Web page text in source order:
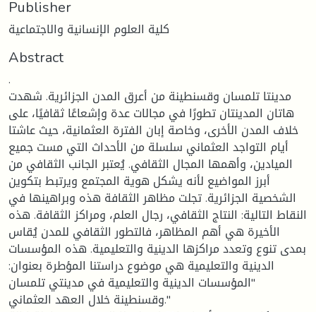
Publisher
كلية العلوم الإنسانية والاجتماعية
Abstract
.
مدينتا تلمسان وقسنطينة من أعرق المدن الجزائرية. شهدت
هاتان المدينتان تطورًا في مجالات عدة وإشعاعًا ثقافيًا، على
خلاف المدن الأخرى، وخاصة إبان الفترة العثمانية، حيث عاشتا
أيام التواجد العثماني سلسلة من الأحداث التي مست جميع
الميادين، وأهمها المجال الثقافي. يُعتبر الجانب الثقافي من
أبرز المواضيع لأنه يشكل هوية المجتمع ويرتبط بتكوين
الشخصية الجزائرية. تجلت مظاهر الثقافة هذه وبراهينها في
النقاط التالية: النتاج الثقافي، رجال العلم، ومراكز الثقافة. هذه
الأخيرة هي أهم المظاهر، فالتطور الثقافي للمدن يُقاس
بمدى تنوع وتعدد مراكزها الدينية والتعليمية. هذه المؤسسات
الدينية والتعليمية هي موضوع دراستنا المؤطرة بعنوان:
"المؤسسات الدينية والتعليمية في مدينتي تلمسان
وقسنطينة خلال العهد العثماني."